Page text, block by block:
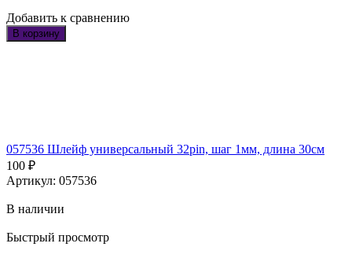
Добавить к сравнению
В корзину
057536 Шлейф универсальный 32pin, шаг 1мм, длина 30см
100 ₽
Артикул: 057536
В наличии
Быстрый просмотр